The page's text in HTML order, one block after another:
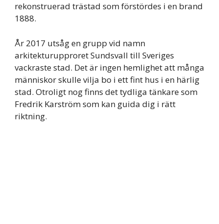
rekonstruerad trästad som förstördes i en brand
1888.
År 2017 utsåg en grupp vid namn
arkitekturupproret Sundsvall till Sveriges
vackraste stad. Det är ingen hemlighet att många
människor skulle vilja bo i ett fint hus i en härlig
stad. Otroligt nog finns det tydliga tänkare som
Fredrik Karström som kan guida dig i rätt
riktning.